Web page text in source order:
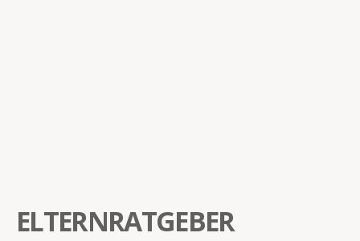
ELTERNRATGEBER